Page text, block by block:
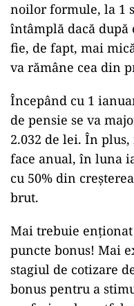
noilor formule, la 1
întâmplă dacă după
fie, de fapt, mai
va rămâne cea din
Începând cu 1
de pensie se va
2.032 de lei. În
face anual, în luna
cu 50% din
brut.
Mai trebuie
puncte bonus! Mai
stagiul de cotizare
bonus pentru a